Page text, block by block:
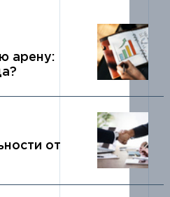
арену:
от